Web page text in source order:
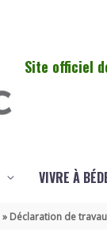
Site officiel
VIVRE À
Déclaration de